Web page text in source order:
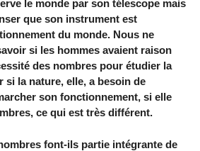
le monde par son télescope mais
que son instrument est
du monde. Nous ne
si les hommes avaient raison
des nombres pour étudier la
si la nature, elle, a besoin de
son fonctionnement, si elle
ce qui est très différent.
font-ils partie intégrante de